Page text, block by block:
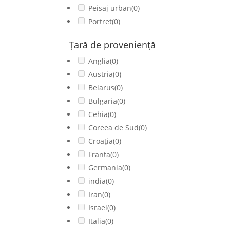
Peisaj urban(0)
Portret(0)
Ţară de provenienţă
Anglia(0)
Austria(0)
Belarus(0)
Bulgaria(0)
Cehia(0)
Coreea de Sud(0)
Croația(0)
Franta(0)
Germania(0)
india(0)
Iran(0)
Israel(0)
Italia(0)